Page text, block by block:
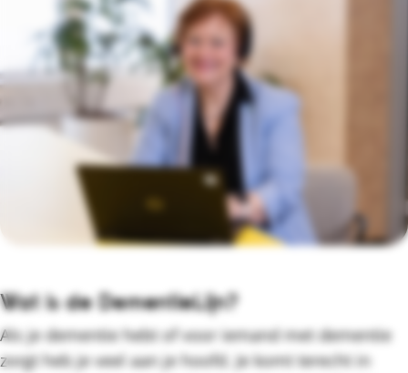
Wat is de DementieLijn?
Als je dementie hebt of voor iemand met dementie
zorgt heb je veel aan je hoofd. Je komt terecht in